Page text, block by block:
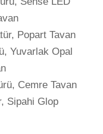
Popart Tavan
Yuvarlak Opal
Cemre Tavan
Sipahi Glop